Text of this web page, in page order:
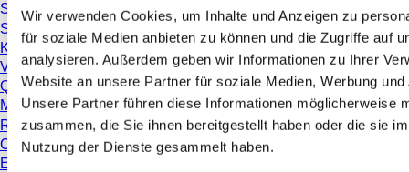
Wir verwenden Cookies, um Inhalte und Anzeigen zu
für soziale Medien anbieten zu können und die Zugriffe auf
analysieren. Außerdem geben wir Informationen zu Ihrer
Website an unsere Partner für soziale Medien, Werbung
Unsere Partner führen diese Informationen möglicherweise
zusammen, die Sie ihnen bereitgestellt haben oder die sie
Nutzung der Dienste gesammelt haben.
Studien
Sicherheitsdatenblätter
Konformitätserklärungen
Videos
Qualitätsmanagement
Materialeigenschaften
Reinheitsgrade
Chemikalienbeständigkeit
Einfrieren von SARSTEDT-Röhren